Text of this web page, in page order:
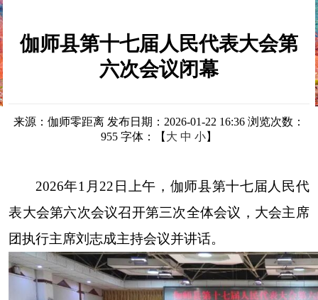
伽师县第十七届人民代表大会第
六次会议闭幕
来源：伽师零距离 发布日期：2026-01-22 16:36 浏览次数：
955 字体：【 大 中 小】
2026年1月22日上午，伽师县第十七届人民代
表大会第六次会议召开第三次全体会议，大会主席
团执行主席刘志成主持会议并讲话。